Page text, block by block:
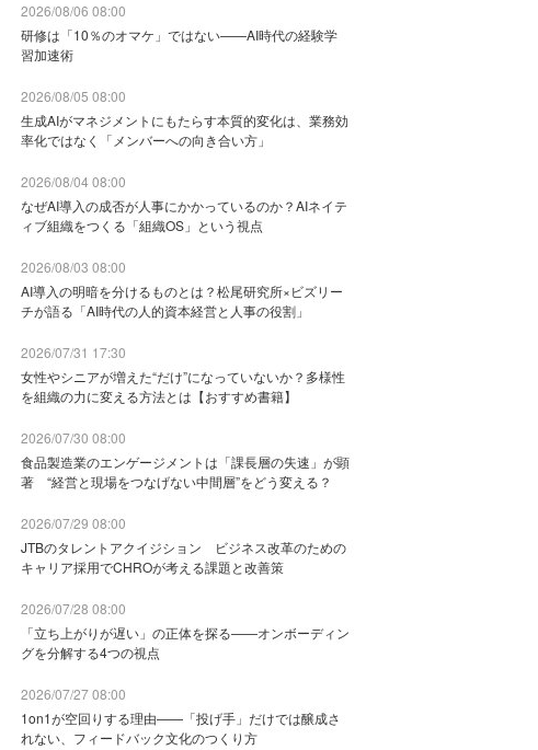
2026/08/06 08:00
研修は「10％のオマケ」ではない——AI時代の経験学
習加速術
2026/08/05 08:00
生成AIがマネジメントにもたらす本質的変化は、業務効
率化ではなく「メンバーへの向き合い方」
2026/08/04 08:00
なぜAI導入の成否が人事にかかっているのか？AIネイテ
ィブ組織をつくる「組織OS」という視点
2026/08/03 08:00
AI導入の明暗を分けるものとは？松尾研究所×ビズリー
チが語る「AI時代の人的資本経営と人事の役割」
2026/07/31 17:30
女性やシニアが増えた“だけ”になっていないか？多様性
を組織の力に変える方法とは【おすすめ書籍】
2026/07/30 08:00
食品製造業のエンゲージメントは「課長層の失速」が顕
著 “経営と現場をつなげない中間層”をどう変える？
2026/07/29 08:00
JTBのタレントアクイジション ビジネス改革のための
キャリア採用でCHROが考える課題と改善策
2026/07/28 08:00
「立ち上がりが遅い」の正体を探る——オンボーディン
グを分解する4つの視点
2026/07/27 08:00
1on1が空回りする理由——「投げ手」だけでは醸成さ
れない、フィードバック文化のつくり方